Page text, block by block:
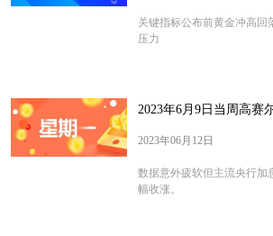
关键指标公布前黄金冲高回
压力
2023年6月9日当周高赛
2023年06月12日
数据意外疲软但主流央行加
幅收涨。